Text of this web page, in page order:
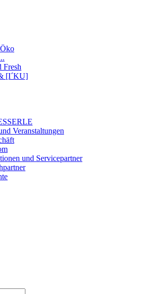
Fresh
[I´KU]
Veranstaltungen
und Servicepartner